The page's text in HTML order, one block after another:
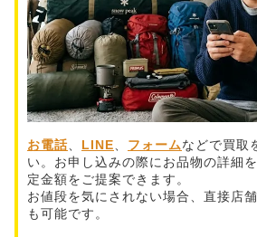
お電話 LINE フォームなどで買取
い。お申し込みの際にお品物の詳細
定金額をご提案できます。
お値段を気にされない場合、直接店
も可能です。